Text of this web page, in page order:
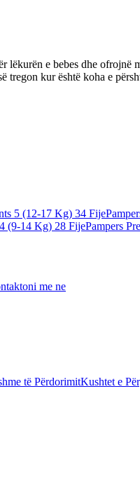
lëkurën e bebes dhe
tregon kur është koha e
5 (12-17 Kg) 34 Fije
(9-14 Kg) 28 FijePampers
me ne
të PërdorimitKushtet e